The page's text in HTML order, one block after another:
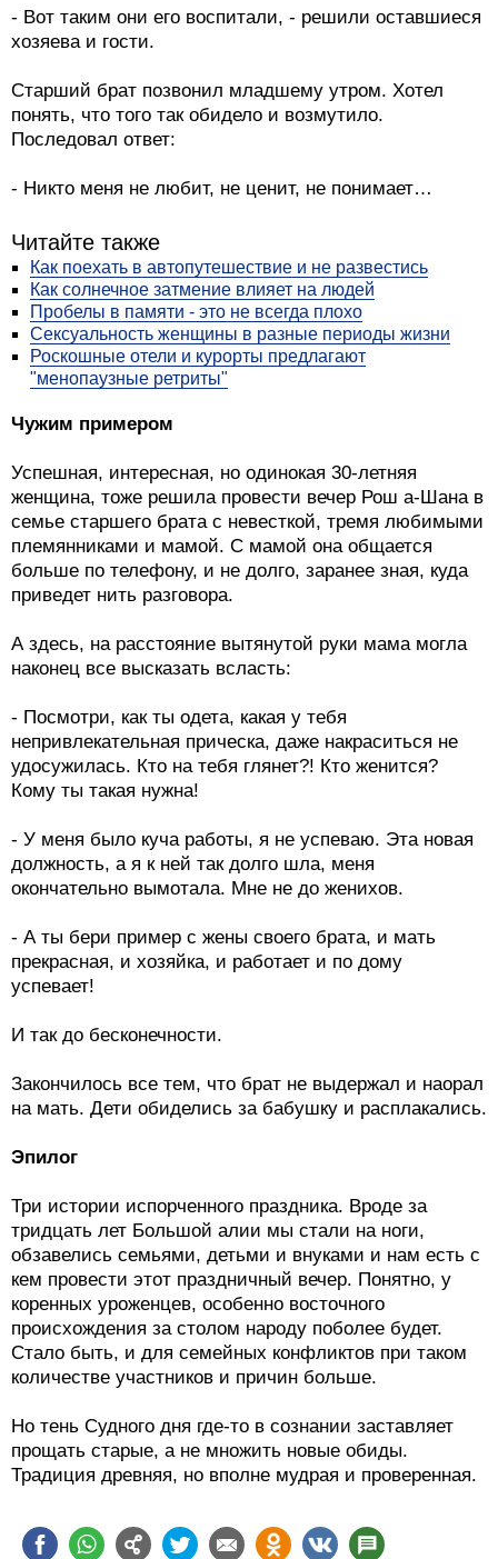
- Вот таким они его воспитали, - решили оставшиеся
хозяева и гости.
Старший брат позвонил младшему утром. Хотел
понять, что того так обидело и возмутило.
Последовал ответ:
- Никто меня не любит, не ценит, не понимает…
Читайте также
Как поехать в автопутешествие и не развестись
Как солнечное затмение влияет на людей
Пробелы в памяти - это не всегда плохо
Сексуальность женщины в разные периоды жизни
Роскошные отели и курорты предлагают
"менопаузные ретриты"
Чужим примером
Успешная, интересная, но одинокая 30-летняя
женщина, тоже решила провести вечер Рош а-Шана в
семье старшего брата с невесткой, тремя любимыми
племянниками и мамой. С мамой она общается
больше по телефону, и не долго, заранее зная, куда
приведет нить разговора.
А здесь, на расстояние вытянутой руки мама могла
наконец все высказать всласть:
- Посмотри, как ты одета, какая у тебя
непривлекательная прическа, даже накраситься не
удосужилась. Кто на тебя глянет?! Кто женится?
Кому ты такая нужна!
- У меня было куча работы, я не успеваю. Эта новая
должность, а я к ней так долго шла, меня
окончательно вымотала. Мне не до женихов.
- А ты бери пример с жены своего брата, и мать
прекрасная, и хозяйка, и работает и по дому
успевает!
И так до бесконечности.
Закончилось все тем, что брат не выдержал и наорал
на мать. Дети обиделись за бабушку и расплакались.
Эпилог
Три истории испорченного праздника. Вроде за
тридцать лет Большой алии мы стали на ноги,
обзавелись семьями, детьми и внуками и нам есть с
кем провести этот праздничный вечер. Понятно, у
коренных уроженцев, особенно восточного
происхождения за столом народу поболее будет.
Стало быть, и для семейных конфликтов при таком
количестве участников и причин больше.
Но тень Судного дня где-то в сознании заставляет
прощать старые, а не множить новые обиды.
Традиция древняя, но вполне мудрая и проверенная.